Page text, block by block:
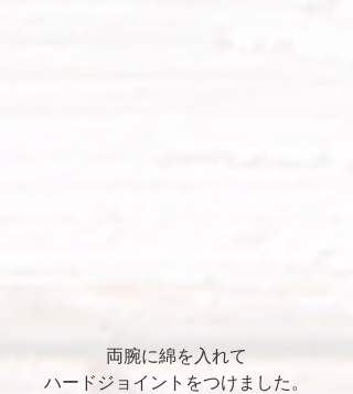
両腕に綿を入れて
ハードジョイントをつけました。